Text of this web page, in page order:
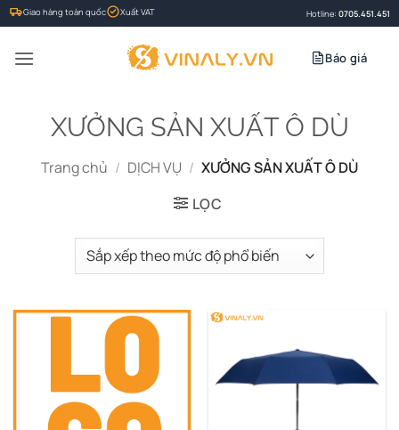
Bỏ
qua
nội
Giao hàng toàn quốc Xuất VAT Hotline: 0705.451.451
Báo giá
XƯỞNG SẢN XUẤT Ô DÙ
Trang chủ / DỊCH VỤ / XƯỞNG SẢN XUẤT Ô DÙ
LỌC